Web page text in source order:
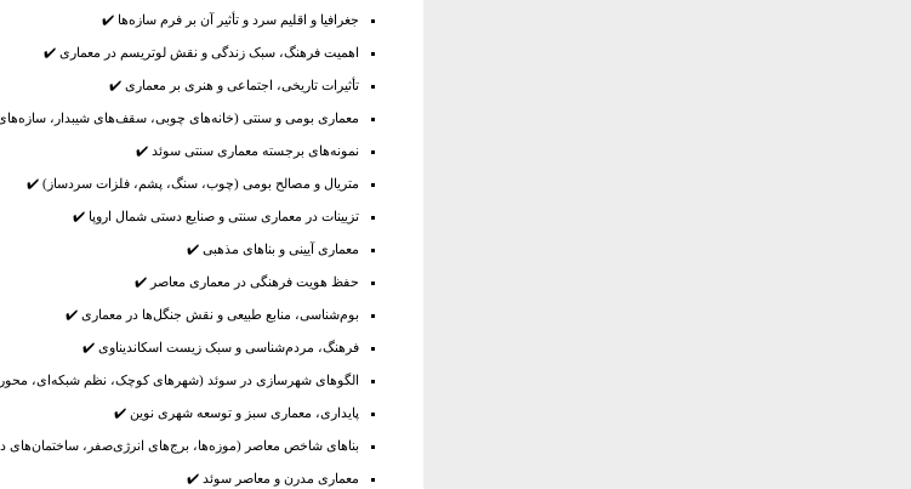
جغرافیا و اقلیم سرد و تأثیر آن بر فرم سازه‌ها ✔️
اهمیت فرهنگ، سبک زندگی و نقش لوتریسم در معماری ✔️
تأثیرات تاریخی، اجتماعی و هنری بر معماری ✔️
معماری بومی و سنتی (خانه‌های چوبی، سقف‌های شیبدار،
نمونه‌های برجسته معماری سنتی سوئد ✔️
متریال و مصالح بومی (چوب، سنگ، پشم، فلزات سردساز) ✔️
تزیینات در معماری سنتی و صنایع دستی شمال اروپا ✔️
معماری آیینی و بناهای مذهبی ✔️
حفظ هویت فرهنگی در معماری معاصر ✔️
بوم‌شناسی، منابع طبیعی و نقش جنگل‌ها در معماری ✔️
فرهنگ، مردم‌شناسی و سبک زیست اسکاندیناوی ✔️
الگوهای شهرسازی در سوئد (شهرهای کوچک، نظم شبکه‌ای،
پایداری، معماری سبز و توسعه شهری نوین ✔️
بناهای شاخص معاصر (موزه‌ها، برج‌های انرژی‌صفر، ساختمان‌های
معماری مدرن و معاصر سوئد ✔️